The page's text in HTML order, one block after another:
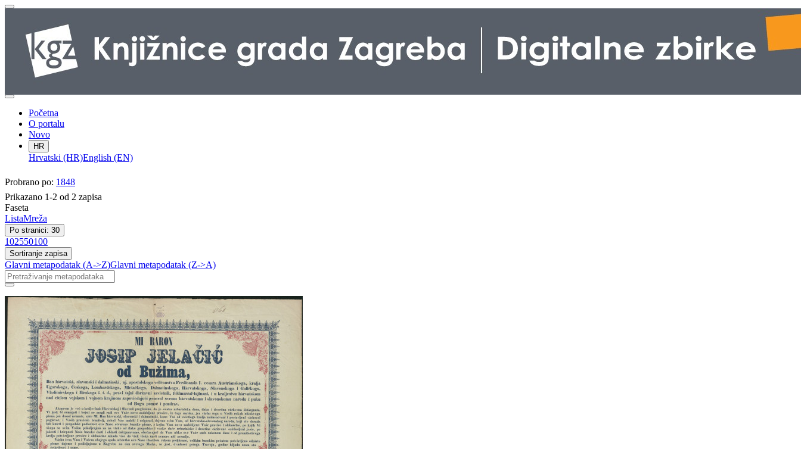
Početna
O portalu
Novo
HR
Hrvatski (HR)English (EN)
Probrano po: 1848
Prikazano 1-2 od 2 zapisa
Faseta
ListaMreža
Po stranici: 30
102550100
Sortiranje zapisa
Glavni metapodatak (A->Z)Glavni metapodatak (Z->A)